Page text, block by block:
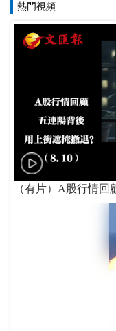
熱門視頻
（有片）A股行情回